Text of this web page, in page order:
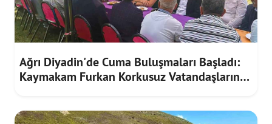
Ağrı Diyadin'de Cuma Buluşmaları Başladı:
Kaymakam Furkan Korkusuz Vatandaşların